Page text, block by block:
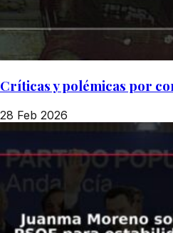
Críticas y polémicas por
28 Feb 2026